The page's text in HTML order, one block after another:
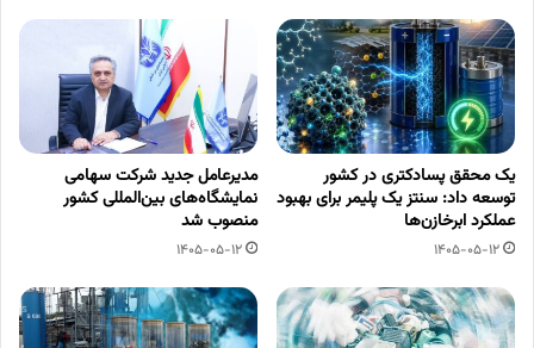
یک محقق پسادکتری در کشور
توسعه داد: سنتز یک پلیمر برای بهبود
عملکرد ابرخازن‌ها
1405-05-12
مدیرعامل جدید شرکت سهامی
نمایشگاه‌های بین‌المللی کشور
منصوب شد
1405-05-12